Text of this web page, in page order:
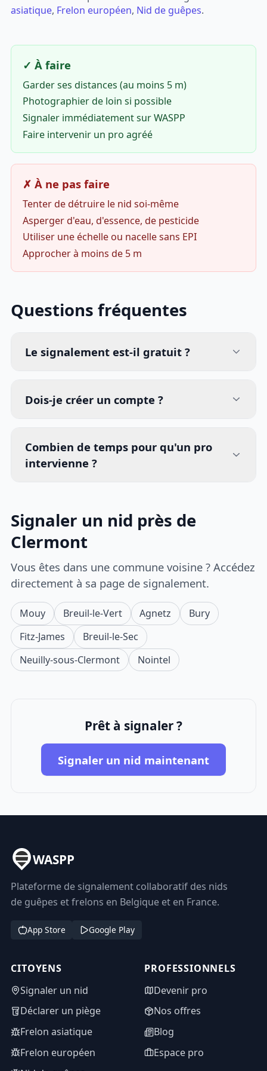
asiatique, Frelon européen, Nid de guêpes.
✓ À faire
Garder ses distances (au moins 5 m)
Photographier de loin si possible
Signaler immédiatement sur WASPP
Faire intervenir un pro agréé
✗ À ne pas faire
Tenter de détruire le nid soi-même
Asperger d'eau, d'essence, de pesticide
Utiliser une échelle ou nacelle sans EPI
Approcher à moins de 5 m
Questions fréquentes
Le signalement est-il gratuit ?
Dois-je créer un compte ?
Combien de temps pour qu'un pro
intervienne ?
Signaler un nid près de
Clermont
Vous êtes dans une commune voisine ? Accédez
directement à sa page de signalement.
Mouy Breuil-le-Vert Agnetz
Bury
Fitz-James
Breuil-le-Sec
Neuilly-sous-Clermont
Nointel
Prêt à signaler ?
Signaler un nid maintenant
WASPP
Plateforme de signalement collaboratif des nids
de guêpes et frelons en Belgique et en France.
App Store Google Play
CITOYENS
Signaler un nid
Déclarer un piège
Frelon asiatique
Frelon européen
PROFESSIONNELS
Devenir pro
Nos offres
Blog
Espace pro